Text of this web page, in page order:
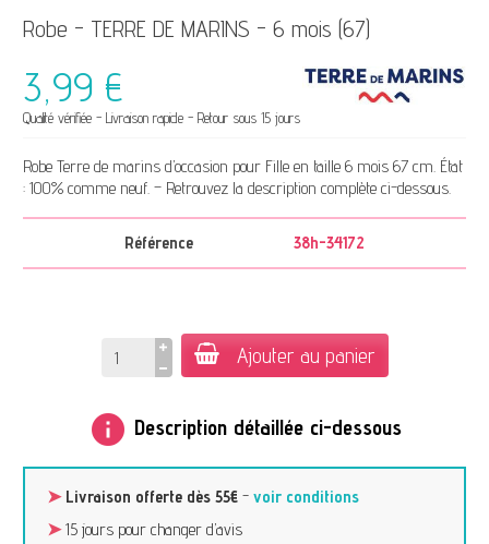
Robe - TERRE DE MARINS - 6 mois (67)
3,99 €
Qualité vérifiée - Livraison rapide - Retour sous 15 jours
Robe Terre de marins d’occasion pour Fille en taille 6 mois 67 cm. État
: 100% comme neuf. – Retrouvez la description complète ci-dessous.
Référence 38h-34172
Ajouter au panier
info Description détaillée ci-dessous
➤ Livraison offerte dès 55€ -voir conditions
➤15 jours pour changer d’avis